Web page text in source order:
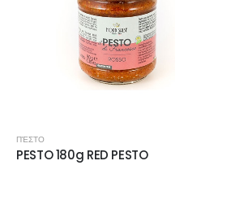
ΠΈΣΤΟ
PESTO 180g RED PESTO